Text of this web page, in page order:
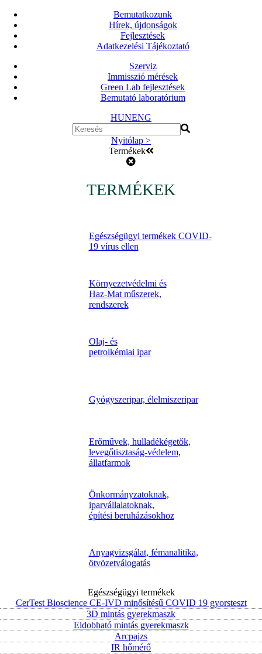
Bemutatkozunk
Hírek, újdonságok
Fejlesztések
Adatkezelési Tájékoztató
Szerviz
Immisszió mérések
Green Lab fejlesztések
Bemutató laboratórium
HUNENG
Nyitólap >
Termékek
TERMÉKEK
Egészségügyi termékek COVID-
19 vírus ellen
Környezetvédelmi és
Haz-Mat műszerek,
rendszerek
Olaj- és
petrolkémiai ipar
Gyógyszeripar, élelmiszeripar
Erőművek, hulladékégetők,
levegőtisztaság-védelem,
állatfarmok
Önkormányzatoknak,
iparvállalatoknak,
építési beruházásokhoz
Anyagvizsgálat, fémanalitika,
ötvözetválogatás
Egészségügyi termékek
CerTest Bioscience CE-IVD minősítésű COVID 19 gyorsteszt
3D mintás gyerekmaszk
Eldobható mintás gyerekmaszk
Arcpajzs
IR hőmérő